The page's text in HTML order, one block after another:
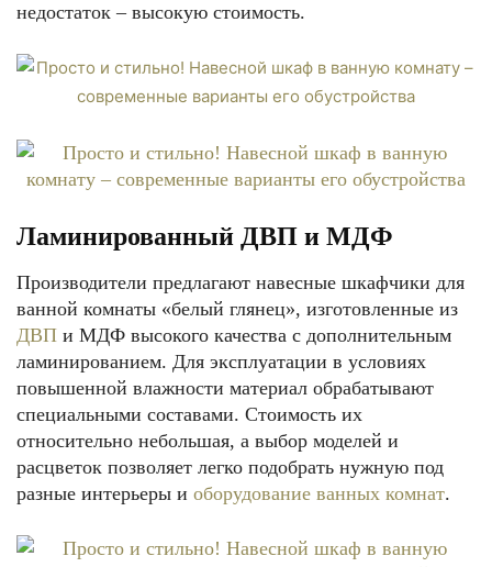
недостаток – высокую стоимость.
Ламинированный ДВП и МДФ
Производители предлагают навесные шкафчики для
ванной комнаты «белый глянец», изготовленные из
ДВП и МДФ высокого качества с дополнительным
ламинированием. Для эксплуатации в условиях
повышенной влажности материал обрабатывают
специальными составами. Стоимость их
относительно небольшая, а выбор моделей и
расцветок позволяет легко подобрать нужную под
разные интерьеры и оборудование ванных комнат.